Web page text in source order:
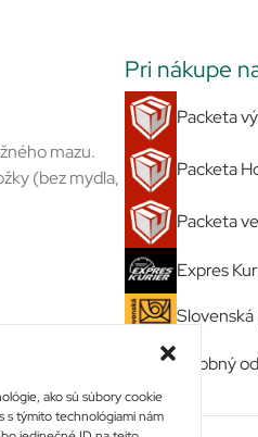
ako sú súbory cookie
s týmito technológiami nám
mazu.
(bez mydla,
Pri nákupe
Packeta
Packeta
Packeta
Expres
Osobný